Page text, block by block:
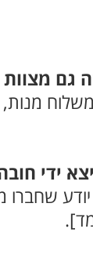
גם
משלוח
ידי
שחברו